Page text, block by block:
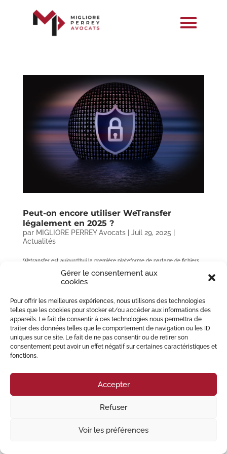
Gérer le consentement aux
cookies
Pour offrir les meilleures expériences, nous utilisons des technologies
telles que les cookies pour stocker et/ou accéder aux informations des
appareils. Le fait de consentir à ces technologies nous permettra de
traiter des données telles que le comportement de navigation ou les ID
uniques sur ce site. Le fait de ne pas consentir ou de retirer son
consentement peut avoir un effet négatif sur certaines caractéristiques et
fonctions.
Accepter
Refuser
Voir les préférences
Peut-on encore utiliser WeTransfer
légalement en 2025 ?
par MIGLIORE PERREY Avocats| Juil 29, 2025
Actualités
Wetransfer est aujourd’hui la première plateforme de partage de fichiers
en ligne. Cette plateforme pose de réelles questions sur sa sécurité alors
qu’elle est utilisée par certaines professions dont la confidentialité est
© 2023 Migliore Perrey Avocats – Tous droits réservés IMention Légales